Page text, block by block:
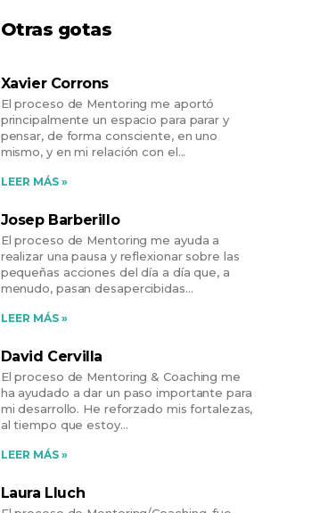
Otras gotas
Xavier Corrons
El proceso de Mentoring me aportó
principalmente un espacio para parar y
pensar, de forma consciente, en uno
mismo, y en mi relación con el
LEER MÁS »
Josep Barberillo
El proceso de Mentoring me ayuda a
realizar una pausa y reflexionar sobre las
pequeñas acciones del día a día que, a
menudo, pasan desapercibidas
LEER MÁS »
David Cervilla
El proceso de Mentoring & Coaching me
ha ayudado a dar un paso importante para
mi desarrollo. He reforzado mis fortalezas,
al tiempo que estoy
LEER MÁS »
Laura Lluch